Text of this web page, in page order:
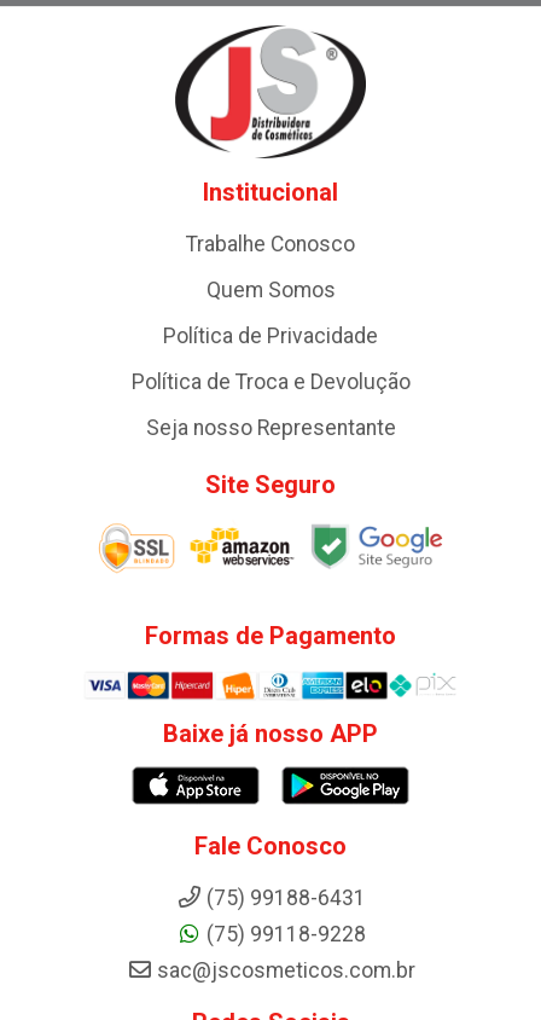
Institucional
Trabalhe Conosco
Quem Somos
Política de Privacidade
Política de Troca e Devolução
Seja nosso Representante
Site Seguro
Formas de Pagamento
Baixe já nosso APP
Fale Conosco
(75) 99188-6431
(75) 99118-9228
sac@jscosmeticos.com.br